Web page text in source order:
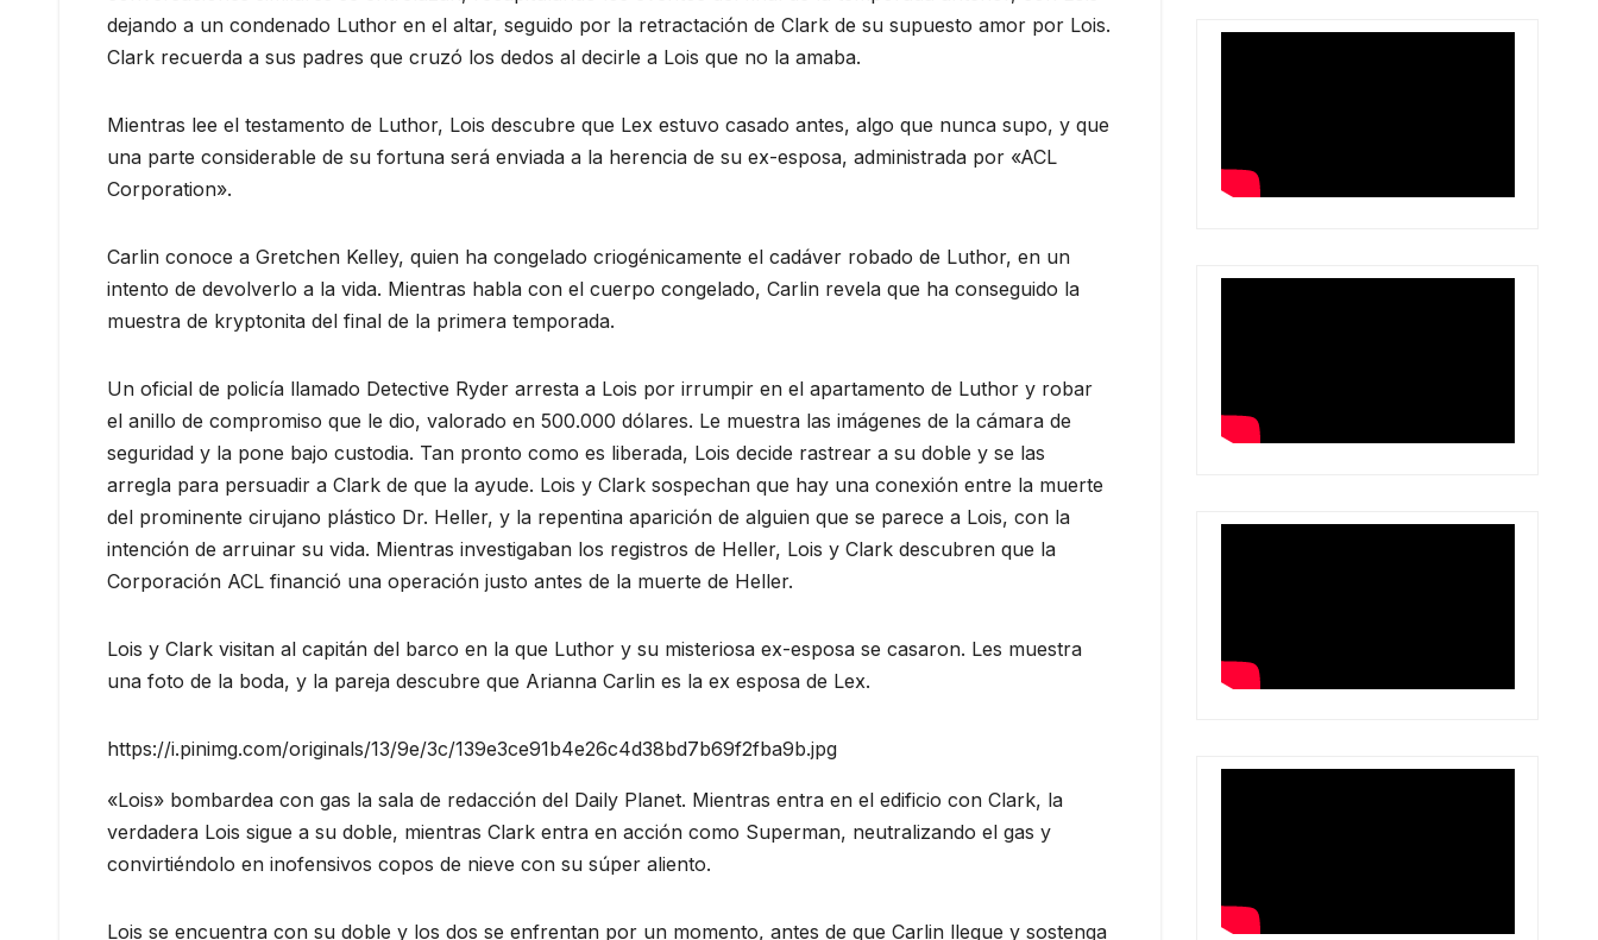
dejando a un condenado Luthor en el altar, seguido por la retractación de Clark de su supuesto amor por Lois.
Clark recuerda a sus padres que cruzó los dedos al decirle a Lois que no la amaba.
Mientras lee el testamento de Luthor, Lois descubre que Lex estuvo casado antes, algo que nunca supo, y que
una parte considerable de su fortuna será enviada a la herencia de su ex-esposa, administrada por «ACL
Corporation».
Carlin conoce a Gretchen Kelley, quien ha congelado criogénicamente el cadáver robado de Luthor, en un
intento de devolverlo a la vida. Mientras habla con el cuerpo congelado, Carlin revela que ha conseguido la
muestra de kryptonita del final de la primera temporada.
Un oficial de policía llamado Detective Ryder arresta a Lois por irrumpir en el apartamento de Luthor y robar
el anillo de compromiso que le dio, valorado en 500.000 dólares. Le muestra las imágenes de la cámara de
seguridad y la pone bajo custodia. Tan pronto como es liberada, Lois decide rastrear a su doble y se las
arregla para persuadir a Clark de que la ayude. Lois y Clark sospechan que hay una conexión entre la muerte
del prominente cirujano plástico Dr. Heller, y la repentina aparición de alguien que se parece a Lois, con la
intención de arruinar su vida. Mientras investigaban los registros de Heller, Lois y Clark descubren que la
Corporación ACL financió una operación justo antes de la muerte de Heller.
Lois y Clark visitan al capitán del barco en la que Luthor y su misteriosa ex-esposa se casaron. Les muestra
una foto de la boda, y la pareja descubre que Arianna Carlin es la ex esposa de Lex.
https://i.pinimg.com/originals/13/9e/3c/139e3ce91b4e26c4d38bd7b69f2fba9b.jpg
«Lois» bombardea con gas la sala de redacción del Daily Planet. Mientras entra en el edificio con Clark, la
verdadera Lois sigue a su doble, mientras Clark entra en acción como Superman, neutralizando el gas y
convirtiéndolo en inofensivos copos de nieve con su súper aliento.
Lois se encuentra con su doble y los dos se enfrentan por un momento, antes de que Carlin llegue y sostenga